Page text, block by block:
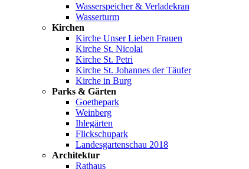
Wasserspeicher & Verladekran
Wasserturm
Kirchen
Kirche Unser Lieben Frauen
Kirche St. Nicolai
Kirche St. Petri
Kirche St. Johannes der Täufer
Kirche in Burg
Parks & Gärten
Goethepark
Weinberg
Ihlegärten
Flickschupark
Landesgartenschau 2018
Architektur
Rathaus